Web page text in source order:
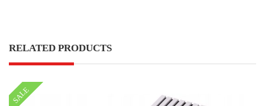
RELATED PRODUCTS
SALE